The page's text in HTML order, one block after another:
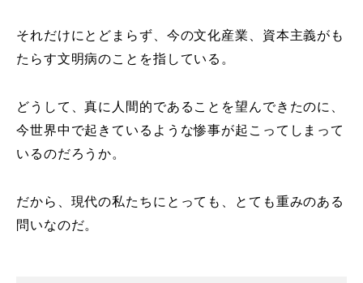
それだけにとどまらず、今の文化産業、資本主義がも
たらす文明病のことを指している。
どうして、真に人間的であることを望んできたのに、
今世界中で起きているような惨事が起こってしまって
いるのだろうか。
だから、現代の私たちにとっても、とても重みのある
問いなのだ。